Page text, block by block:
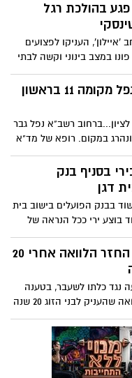
פגע בהולכת רגל
'איילון', העניקו לפצועים
במצב בינוני וקשה לבתי
בצריפין ו'שיבא'
גבר כבן 60 נפל מקומה 11 בראשון
רשב"א נפל גבר
בן 60 מקומה 11 ונהרג במקום. רופא של מד"א
בסניף בנק
דגן
בבנק הפועלים בישוב בית
בוצע ירי ככל הנראה של
דמי. לפי שעה לא ברור
ולמקום הוקפצו כוחות
תבע מכלתו החזר הלוואה אחרי 20
נגד כלתו לשעבר, בטענה
שלא פרעה הלוואה שהעניק לבני הזוג 20 שנה